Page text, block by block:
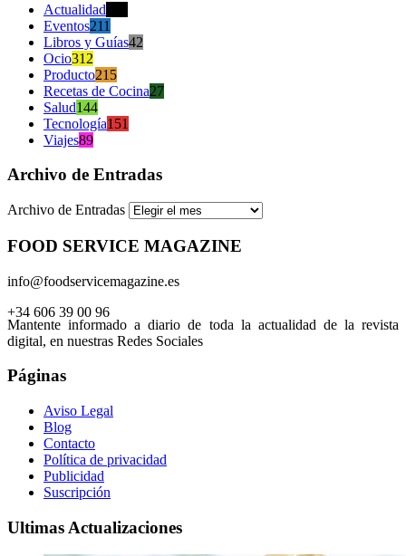
Actualidad
Eventos211
Libros y Guías42
Ocio312
Producto215
Recetas de Cocina27
Salud144
Tecnología151
Viajes89
Archivo de Entradas
Archivo de Entradas
FOOD SERVICE MAGAZINE
info@foodservicemagazine.es
+34 606 39 00 96
Mantente informado a diario de toda la actualidad de la revista
digital, en nuestras Redes Sociales
Páginas
Aviso Legal
Blog
Contacto
Política de privacidad
Publicidad
Suscripción
Ultimas Actualizaciones